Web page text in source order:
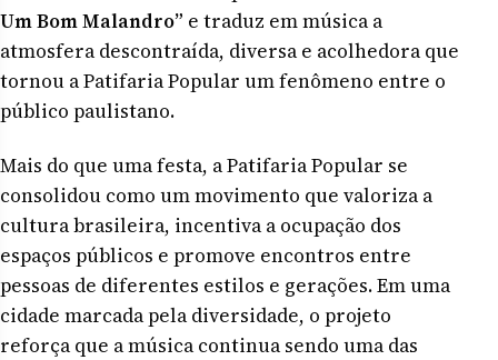
Um Bom Malandro” e traduz em música a
atmosfera descontraída, diversa e acolhedora que
tornou a Patifaria Popular um fenômeno entre o
público paulistano.
Mais do que uma festa, a Patifaria Popular se
consolidou como um movimento que valoriza a
cultura brasileira, incentiva a ocupação dos
espaços públicos e promove encontros entre
pessoas de diferentes estilos e gerações. Em uma
cidade marcada pela diversidade, o projeto
reforça que a música continua sendo uma das